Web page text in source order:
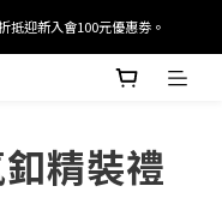
得百元購物金2張。
抵迎新入會100元優惠劵。
得百元購物金2張。
精裝禮